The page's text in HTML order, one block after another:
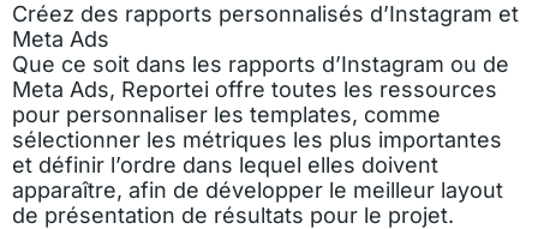
Créez des rapports personnalisés d’Instagram et
Meta Ads
Que ce soit dans les rapports d’Instagram ou de
Meta Ads, Reportei offre toutes les ressources
pour personnaliser les templates, comme
sélectionner les métriques les plus importantes
et définir l’ordre dans lequel elles doivent
apparaître, afin de développer le meilleur layout
de présentation de résultats pour le projet.